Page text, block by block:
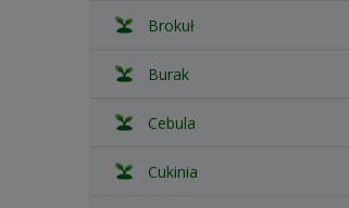
Brokuł
Burak
Cebula
Cukinia